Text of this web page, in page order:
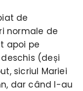
de
normale de
apoi pe
(deși
sicriul Mariei
dar când l-au